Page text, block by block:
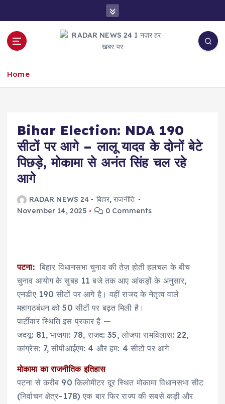
o
Home
Bihar Election: NDA 190
सीटों पर आगे – लालू यादव के दोनों बेटे
पिछड़े, मोकामा से अनंत सिंह चल रहे
आगे
RADAR NEWS 24 बिहार,राजनीति
November 14, 2025
0 Comments
पटना: बिहार विधानसभा चुनाव की तेज़ होती हलचल के बीच
चुनाव आयोग के सुबह 11 बजे तक आए आंकड़ों के अनुसार,
एनडीए 190 सीटों पर आगे है। वहीं राजद के नेतृत्व वाले
महागठबंधन को 50 सीटों पर बढ़त मिली है।
पार्टीवार स्थिति इस प्रकार है —
जदयू: 81, भाजपा: 78, राजद: 35, लोजपा रामविलास: 22,
कांग्रेस: 7, सीपीआईएम: 4 और हम: 4 सीटों पर आगे।
मोकामा का राजनीतिक इतिहास
पटना से करीब 90 किलोमीटर दूर स्थित मोकामा विधानसभा सीट
(निर्वाचन क्षेत्र–178) एक बार फिर राज्य की सबसे कड़ी और